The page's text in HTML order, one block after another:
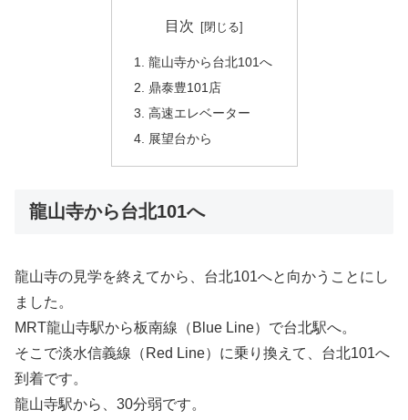
目次
龍山寺から台北101へ
鼎泰豊101店
高速エレベーター
展望台から
龍山寺から台北101へ
龍山寺の見学を終えてから、台北101へと向かうことにし
ました。
MRT龍山寺駅から板南線（Blue Line）で台北駅へ。
そこで淡水信義線（Red Line）に乗り換えて、台北101へ
到着です。
龍山寺駅から、30分弱です。